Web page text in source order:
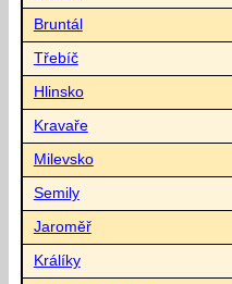
Bruntál
Třebíč
Hlinsko
Kravaře
Milevsko
Semily
Jaroměř
Králíky